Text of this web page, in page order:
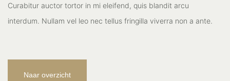
Curabitur auctor tortor in mi eleifend, quis blandit arcu
interdum. Nullam vel leo nec tellus fringilla viverra non a ante.
Naar overzicht